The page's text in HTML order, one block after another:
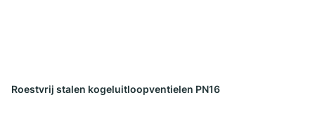
Roestvrij stalen kogeluitloopventielen PN16